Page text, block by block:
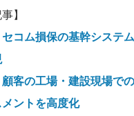
】
セコム損保の基幹システ
顧客の工場・建設現場で
ントを高度化